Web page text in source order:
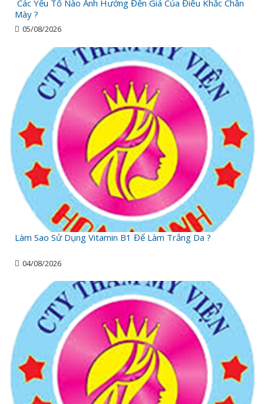
Các Yếu Tố Nào Ảnh Hưởng Đến Giá Của Điêu Khắc Chân
Mày ?
05/08/2026
Làm Sao Sử Dụng Vitamin B1 Để Làm Trắng Da ?
04/08/2026